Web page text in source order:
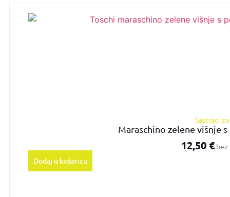
Sastojci
Maraschino zelene višnje
12,50 €bez
Dodaj u košaricu